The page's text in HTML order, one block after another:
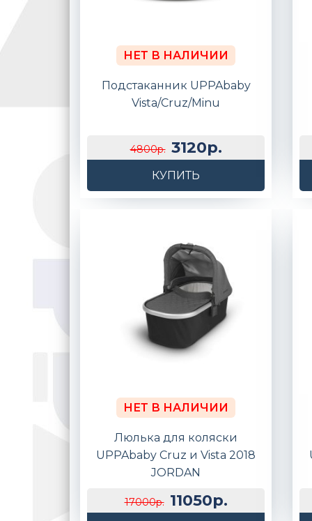
НЕТ В НАЛИЧИИ
Подстаканник UPPAbaby
Vista/Cruz/Minu
4800р. 3120р.
КУПИТЬ
НЕТ В НАЛИЧИИ
Люлька для коляски
UPPAbaby Cruz и Vista 2018
JORDAN
17000р. 11050р.